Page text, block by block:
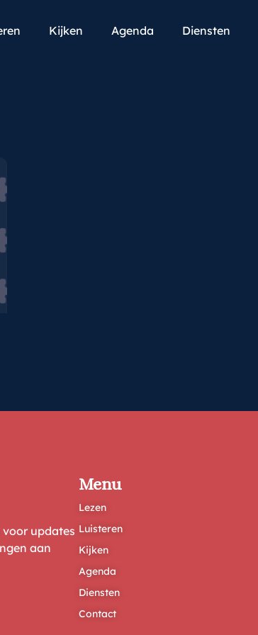
Kijken Agenda Diensten
updates
aan
Menu
Lezen
Luisteren
Kijken
Agenda
Diensten
Contact